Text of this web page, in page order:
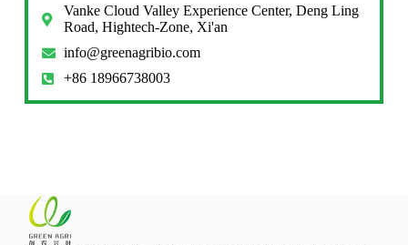
Vanke Cloud Valley Experience Center, Deng Ling
Road, Hightech-Zone, Xi'an
info@greenagribio.com
+86 18966738003